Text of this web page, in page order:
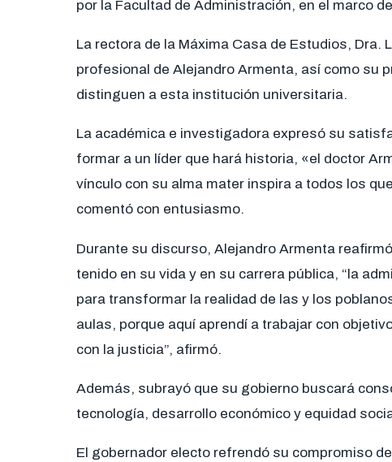
por la Facultad de Administración, en el marco
La rectora de la Máxima Casa de Estudios, Dra.
profesional de Alejandro Armenta, así como su
distinguen a esta institución universitaria.
La académica e investigadora expresó su
formar a un líder que hará historia, «el doctor
vínculo con su alma mater inspira a todos los
comentó con entusiasmo.
Durante su discurso, Alejandro Armenta
tenido en su vida y en su carrera pública, “la
para transformar la realidad de las y los
aulas, porque aquí aprendí a trabajar con
con la justicia”, afirmó.
Además, subrayó que su gobierno buscará
tecnología, desarrollo económico y equidad
El gobernador electo refrendó su compromiso